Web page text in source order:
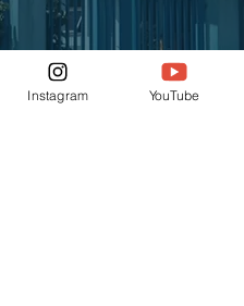
© 2026 por IEP SCSJC
Instagram YouTube